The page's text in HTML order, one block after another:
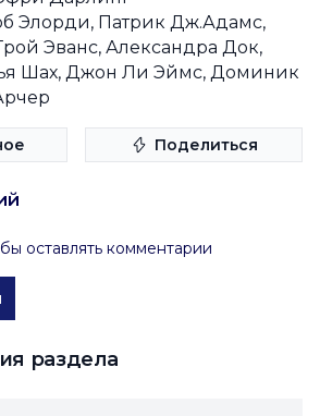
Элорди, Патрик Дж.Адамс,
Эванс, Александра Док,
Шах, Джон Ли Эймс, Доминик
Поделиться
оставлять комментарии
раздела